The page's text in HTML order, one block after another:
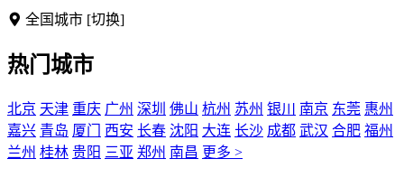
全国城市 [切换]
热门城市
北京 天津 重庆 广州 深圳 佛山 杭州 苏州 银川 南京 东莞 惠州
嘉兴 青岛 厦门 西安 长春 沈阳 大连 长沙 成都 武汉 合肥 福州
兰州 桂林 贵阳 三亚 郑州 南昌 更多 >